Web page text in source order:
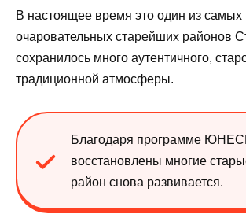
В настоящее время это один из самых
очаровательных старейших районов
сохранилось много аутентичного,
традиционной атмосферы.
Благодаря программе
восстановлены многие
район снова развивается.